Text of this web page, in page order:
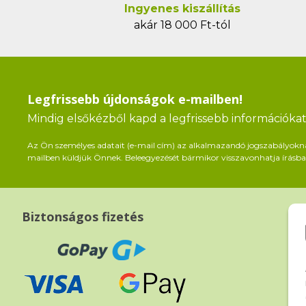
Ingyenes kiszállítás
akár 18 000 Ft-tól
Legfrissebb újdonságok e-mailben!
Mindig elsőkézből kapd a legfrissebb
Az Ön személyes adatait (e-mail cím) az alkalmazandó
mailben küldjük Önnek. Beleegyezését bármikor visszavonhatja
Biztonságos fizetés